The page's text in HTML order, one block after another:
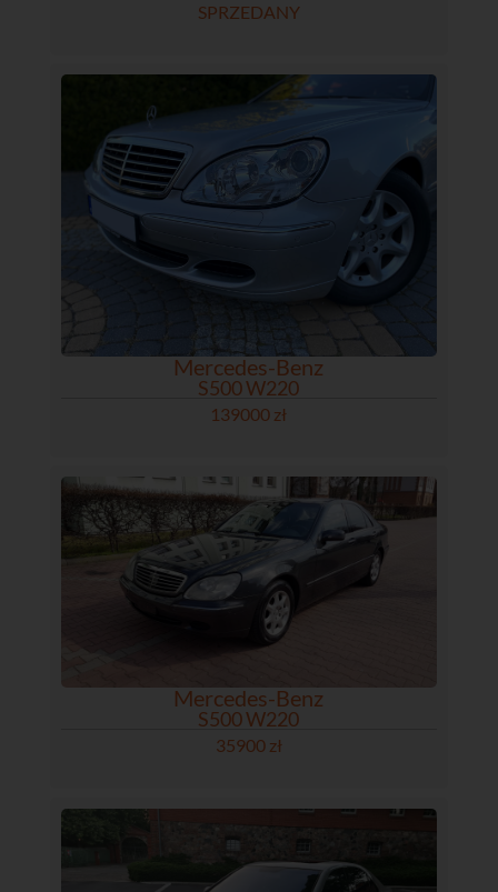
SPRZEDANY
Mercedes-Benz
S500 W220
139000 zł
Mercedes-Benz
S500 W220
35900 zł